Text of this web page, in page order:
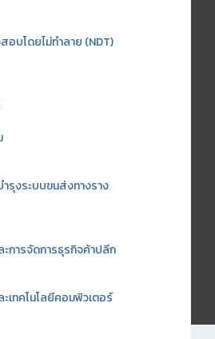
อบโดยไม่ทำลาย (NDT)
รุงระบบขนส่งทางราง
การจัดการธุรกิจค้าปลีก
เทคโนโลยีคอมพิวเตอร์